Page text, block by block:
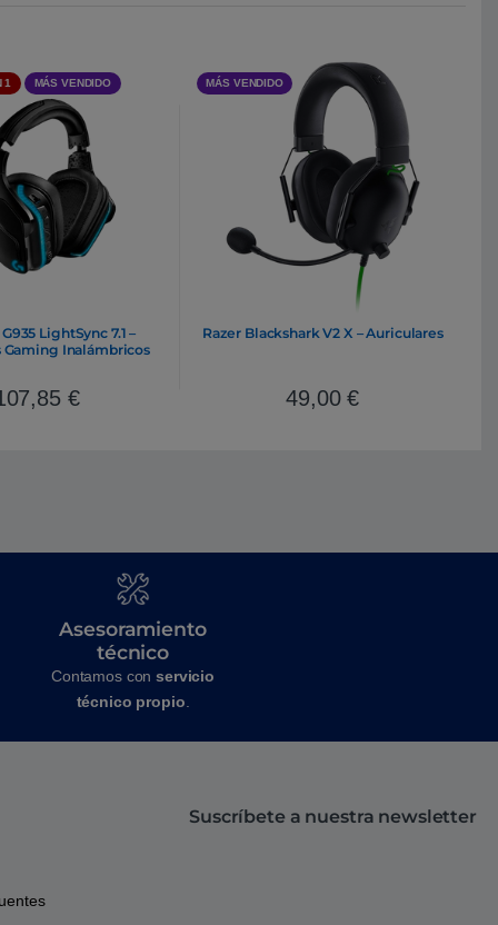
1 MÁS VENDIDO
LightSync 7.1 –
Gaming Inalámbricos
€
MÁS VENDIDO
Razer Blackshark V2 X – Auriculares
49,00€
Asesoramiento
técnico
Contamos conservicio
técnico propio
Suscríbete a nuestra newsletter